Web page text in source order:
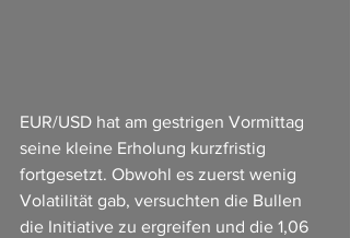
EUR/USD hat am gestrigen Vormittag
seine kleine Erholung kurzfristig
fortgesetzt. Obwohl es zuerst wenig
Volatilität gab, versuchten die Bullen
die Initiative zu ergreifen und die 1,06